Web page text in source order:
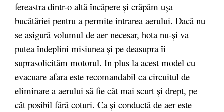
fereastra dintr-o altă încăpere şi crăpăm uşa
bucătăriei pentru a permite intrarea aerului. Dacă nu
se asigură volumul de aer necesar, hota nu-şi va
putea îndeplini misiunea şi pe deasupra îi
suprasolicităm motorul. In plus la acest model cu
evacuare afara este recomandabil ca circuitul de
eliminare a aerului să fie cât mai scurt şi drept, pe
cât posibil fără coturi. Ca şi conductă de aer este